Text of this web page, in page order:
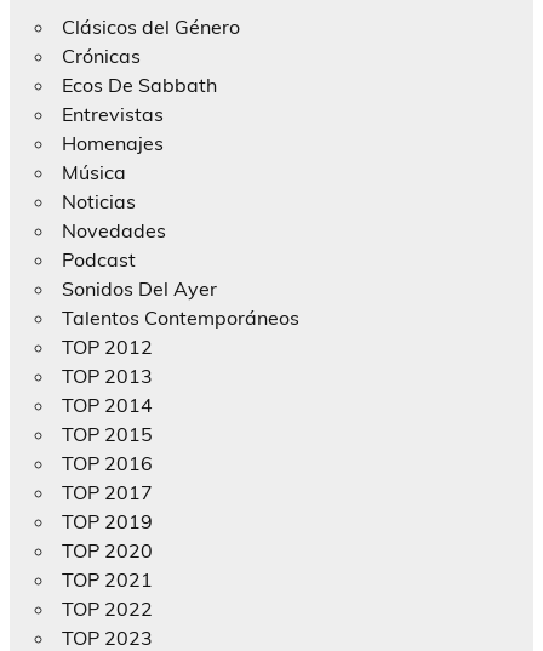
Clásicos del Género
Crónicas
Ecos De Sabbath
Entrevistas
Homenajes
Música
Noticias
Novedades
Podcast
Sonidos Del Ayer
Talentos Contemporáneos
TOP 2012
TOP 2013
TOP 2014
TOP 2015
TOP 2016
TOP 2017
TOP 2019
TOP 2020
TOP 2021
TOP 2022
TOP 2023